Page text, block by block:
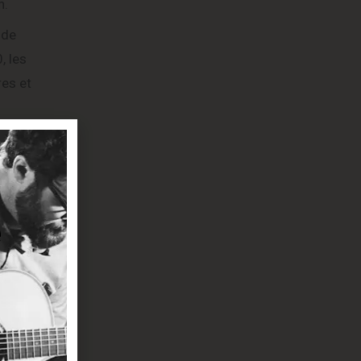
des